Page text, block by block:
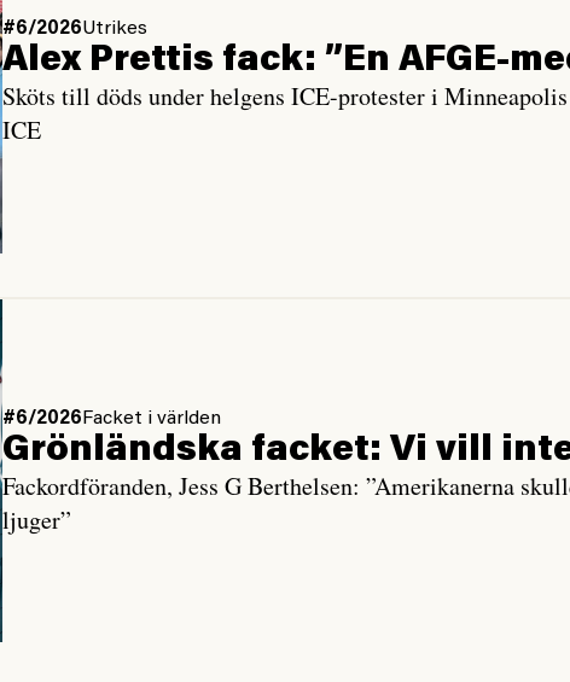
#6/2026Utrikes
Alex Prettis fack: ”En AFGE-
Sköts till döds under helgens ICE-protester i
ICE
#6/2026 Facket i världen
Grönländska facket: Vi vill
Fackordföranden, Jess G Berthelsen: ”Amerikanerna
ljuger”